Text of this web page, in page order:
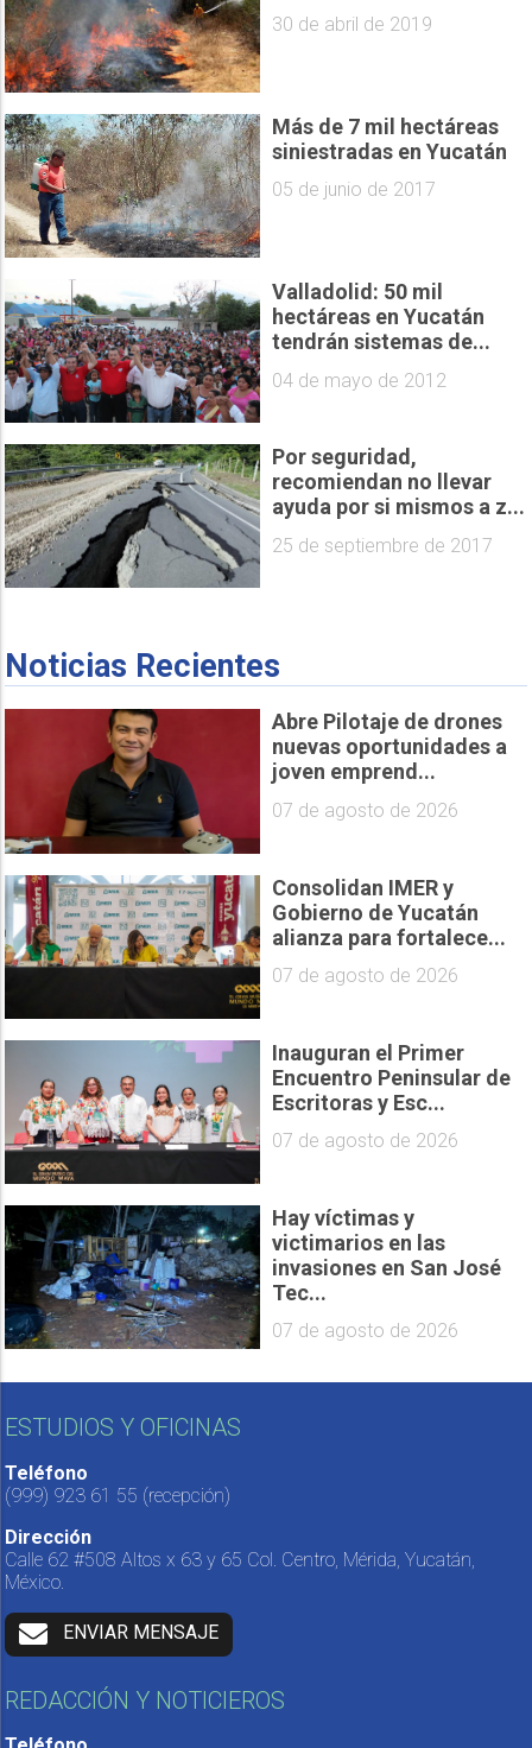
30 de abril de 2019
Más de 7 mil hectáreas
siniestradas en Yucatán
05 de junio de 2017
Valladolid: 50 mil
hectáreas en Yucatán
tendrán sistemas de...
04 de mayo de 2012
Por seguridad,
recomiendan no llevar
ayuda por si mismos a z...
25 de septiembre de 2017
Noticias Recientes
Abre Pilotaje de drones
nuevas oportunidades a
joven emprend...
07 de agosto de 2026
Consolidan IMER y
Gobierno de Yucatán
alianza para fortalece...
07 de agosto de 2026
Inauguran el Primer
Encuentro Peninsular de
Escritoras y Esc...
07 de agosto de 2026
Hay víctimas y
victimarios en las
invasiones en San José
Tec...
07 de agosto de 2026
ESTUDIOS Y OFICINAS
Teléfono
(999) 923 61 55 (recepción)
Dirección
Calle 62 #508 Altos x 63 y 65 Col. Centro, Mérida, Yucatán,
México.
ENVIAR MENSAJE
REDACCIÓN Y NOTICIEROS